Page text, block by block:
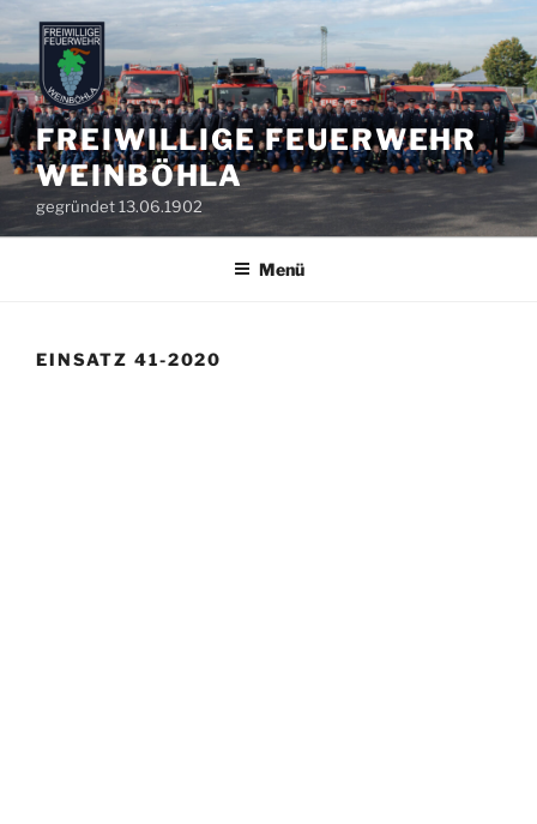
Inhalt
springen
FREIWILLIGE FEUERWEHR
WEINBÖHLA
gegründet 13.06.1902
Menü
EINSATZ 41-2020